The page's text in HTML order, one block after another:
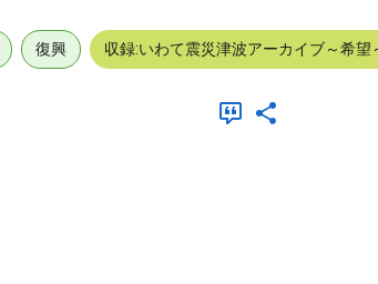
復興 収録:いわて震災津波アーカイブ～希望